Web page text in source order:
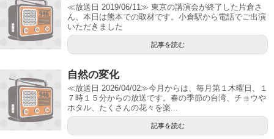
≪放送日 2019/06/11≫ 東京の講演会が終了した片倉さ
ん、本日は熊本での取材です。小倉駅から電話でご出演
いただきました
記事を読む
自然の変化
≪放送日 2026/04/02≫今月からは、毎月第１木曜日、１
７時１５分からの放送です。春の季節の台湾、チョウや
ホタル、たくさんの花々を楽...
記事を読む